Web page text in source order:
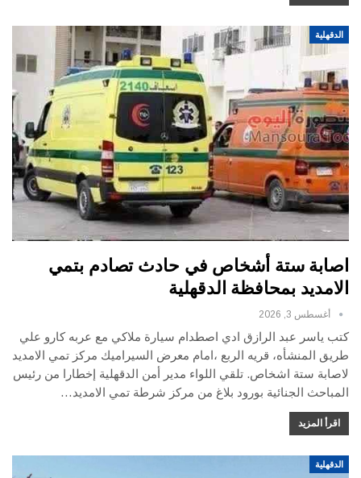
الدقهلية
اصابة ستة أشخاص في حادث تصادم بتمي
الامديد بمحافظة الدقهلية
أغسطس 3, 2026
كتب ياسر عبد الرازق ادي اصطدام سيارة ملاكي مع عربه كارو علي
طريق المنشأه، قريه الربع ،امام معرض السيراميك مركز تمي الامديد
لاصابة ستة اشخاص. تلقي اللواء مدير أمن الدقهلية إخطارا من رئيس
المباحث الجنائية بورود بلاغ من مركز شرطة تمي الامديد…
اقرأ المزيد
الدقهلية